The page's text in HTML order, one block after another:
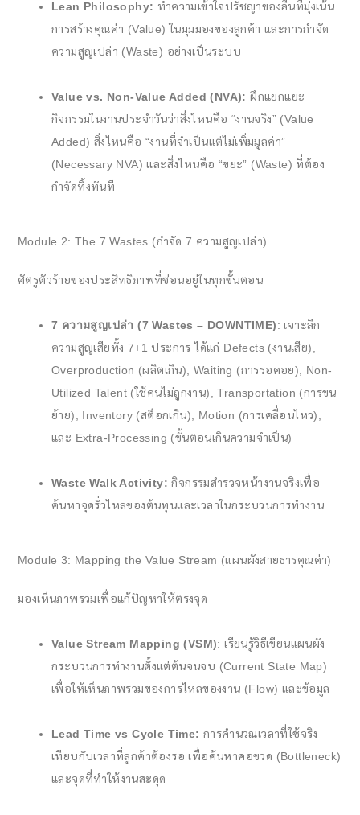
Lean Philosophy: ทำความเข้าใจปรัชญาของลีนที่มุ่งเน้น
การสร้างคุณค่า (Value) ในมุมมองของลูกค้า และการกำจัด
ความสูญเปล่า (Waste) อย่างเป็นระบบ
Value vs. Non-Value Added (NVA): ฝึกแยกแยะ
กิจกรรมในงานประจำวันว่าสิ่งไหนคือ “งานจริง” (Value
Added) สิ่งไหนคือ “งานที่จำเป็นแต่ไม่เพิ่มมูลค่า”
(Necessary NVA) และสิ่งไหนคือ “ขยะ” (Waste) ที่ต้อง
กำจัดทิ้งทันที
Module 2: The 7 Wastes (กำจัด 7 ความสูญเปล่า)
ศัตรูตัวร้ายของประสิทธิภาพที่ซ่อนอยู่ในทุกขั้นตอน
7 ความสูญเปล่า (7 Wastes – DOWNTIME): เจาะลึก
ความสูญเสียทั้ง 7+1 ประการ ได้แก่ Defects (งานเสีย),
Overproduction (ผลิตเกิน), Waiting (การรอคอย), Non-
Utilized Talent (ใช้คนไม่ถูกงาน), Transportation (การขน
ย้าย), Inventory (สต็อกเกิน), Motion (การเคลื่อนไหว),
และ Extra-Processing (ขั้นตอนเกินความจำเป็น)
Waste Walk Activity: กิจกรรมสำรวจหน้างานจริงเพื่อ
ค้นหาจุดรั่วไหลของต้นทุนและเวลาในกระบวนการทำงาน
Module 3: Mapping the Value Stream (แผนผังสายธารคุณค่า)
มองเห็นภาพรวมเพื่อแก้ปัญหาให้ตรงจุด
Value Stream Mapping (VSM): เรียนรู้วิธีเขียนแผนผัง
กระบวนการทำงานตั้งแต่ต้นจนจบ (Current State Map)
เพื่อให้เห็นภาพรวมของการไหลของงาน (Flow) และข้อมูล
Lead Time vs Cycle Time: การคำนวณเวลาที่ใช้จริง
เทียบกับเวลาที่ลูกค้าต้องรอ เพื่อค้นหาคอขวด (Bottleneck)
และจุดที่ทำให้งานสะดุด